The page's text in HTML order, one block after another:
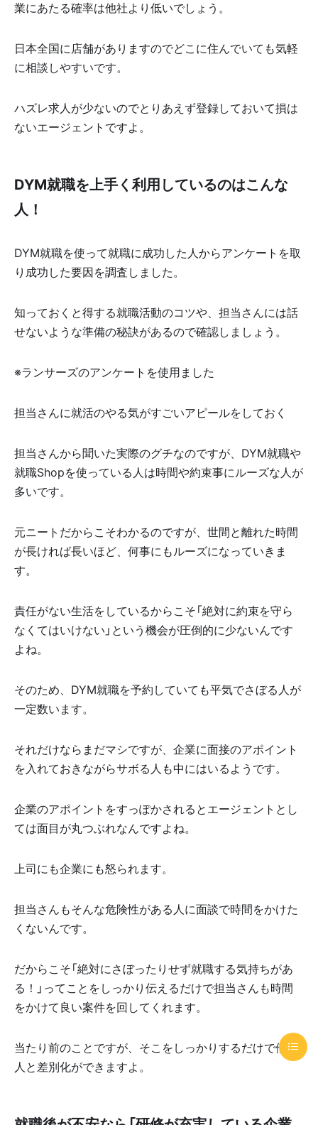
業にあたる確率は他社より低いでしょう。
日本全国に店舗がありますのでどこに住んでいても気軽
に相談しやすいです。
ハズレ求人が少ないのでとりあえず登録しておいて損は
ないエージェントですよ。
DYM就職を上手く利用しているのはこんな
人！
DYM就職を使って就職に成功した人からアンケートを取
り成功した要因を調査しました。
知っておくと得する就職活動のコツや、担当さんには話
せないような準備の秘訣があるので確認しましょう。
※ランサーズのアンケートを使用ました
担当さんに就活のやる気がすごいアピールをしておく
担当さんから聞いた実際のグチなのですが、DYM就職や
就職Shopを使っている人は時間や約束事にルーズな人が
多いです。
元ニートだからこそわかるのですが、世間と離れた時間
が長ければ長いほど、何事にもルーズになっていきま
す。
責任がない生活をしているからこそ「絶対に約束を守ら
なくてはいけない」という機会が圧倒的に少ないんです
よね。
そのため、DYM就職を予約していても平気でさぼる人が
一定数います。
それだけならまだマシですが、企業に面接のアポイント
を入れておきながらサボる人も中にはいるようです。
企業のアポイントをすっぽかされるとエージェントとし
ては面目が丸つぶれなんですよね。
上司にも企業にも怒られます。
担当さんもそんな危険性がある人に面談で時間をかけた
くないんです。
だからこそ「絶対にさぼったりせず就職する気持ちがあ
る！」ってことをしっかり伝えるだけで担当さんも時間
をかけて良い案件を回してくれます。
当たり前のことですが、そこをしっかりするだけで他の
人と差別化ができますよ。